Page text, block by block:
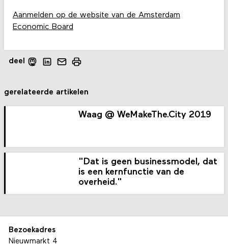
Aanmelden op de website van de Amsterdam
Economic Board
deel
gerelateerde artikelen
Waag @ WeMakeThe.City 2019
"Dat is geen businessmodel, dat
is een kernfunctie van de
overheid."
Bezoekadres
Nieuwmarkt 4